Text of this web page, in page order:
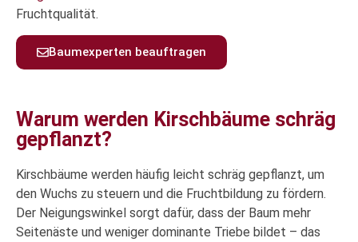
Fruchtqualität.
Baumexperten beauftragen
Warum werden Kirschbäume schräg
gepflanzt?
Kirschbäume werden häufig leicht schräg gepflanzt, um
den Wuchs zu steuern und die Fruchtbildung zu fördern.
Der Neigungswinkel sorgt dafür, dass der Baum mehr
Seitenäste und weniger dominante Triebe bildet – das